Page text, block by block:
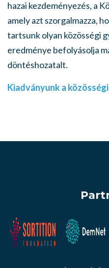
hazai kezdeményezés, a
amely azt szorgalmazza,
tartsunk olyan közösségi
eredménye befolyásolja
döntéshozatalt.
Kiadványunk a